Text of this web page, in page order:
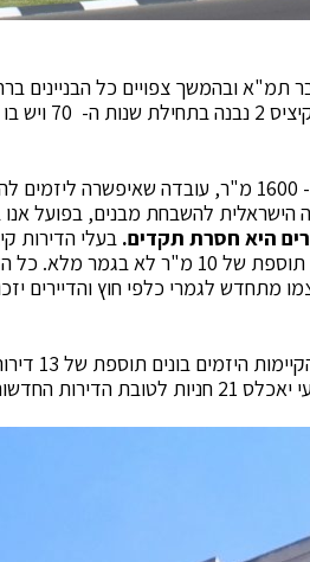
תמ"א ובהמשך צפויים כל הבניינים
הבניין יושב על מגרש גדול של כ- 1600 מ"ר,
להשבחת מבנים, בפועל אנו
היא חסרת תקדים.
17 החניות הקיימות.